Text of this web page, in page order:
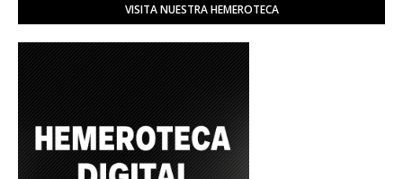
VISITA NUESTRA HEMEROTECA